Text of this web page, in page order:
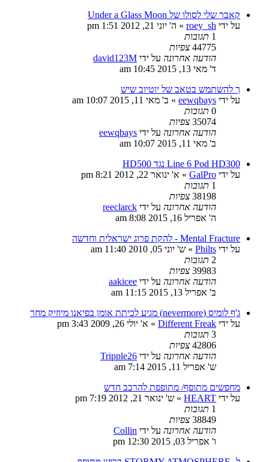
קאבר שלי לסולו של Under a Glass Moon
על ידי roey_sh
» ה' יוני 21, 2012 1:51 pm
1 תגובות
44775 צפיות
הודעה אחרונה על ידי david123M
ד' מאי 13, 2015 10:45 am
ך להשתמש בטאב של יוטיוב שיש
על ידי eewqbays
» ב' מאי 11, 2015 10:07 am
0 תגובות
35074 צפיות
הודעה אחרונה על ידי eewqbays
ב' מאי 11, 2015 10:07 am
Line 6 Pod HD300 נגד HD500
על ידי GalPro
» א' ינואר 22, 2012 8:21 pm
1 תגובות
38198 צפיות
הודעה אחרונה על ידי reeclarck
ה' אפריל 16, 2015 8:08 am
Mental Fracture - להקת פרוג ישראלית וחדשה
על ידי Philts
» ש' יוני 05, 2010 11:40 am
2 תגובות
39983 צפיות
הודעה אחרונה על ידי aakicee
ב' אפריל 13, 2015 11:15 am
ג'ף לומיס (nevermore) מגיע לכיתת אומן בפיאנו מיוזיק מחר
על ידי Different Freak
» א' יולי 26, 2009 3:43 pm
3 תגובות
42806 צפיות
הודעה אחרונה על ידי Tripple26
ש' אפריל 11, 2015 7:14 am
מחפשים מתופף/ מתופפת להרכב חדש
על ידי HEART
» ש' ינואר 21, 2012 7:19 pm
1 תגובות
38849 צפיות
הודעה אחרונה על ידי Collin
ו' אפריל 03, 2015 12:30 pm